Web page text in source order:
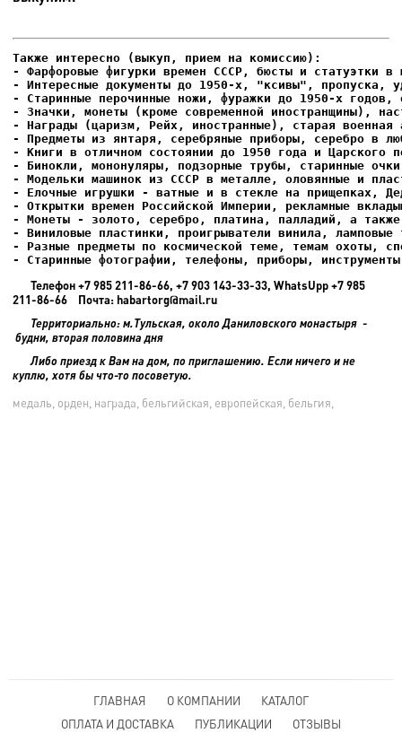
- Фарфоровые фигурки времен СССР, бюсты и статуэтки в
- Интересные документы до 1950-х, "ксивы", пропуска,
- Елочные игрушки - ватные и в стекле на прищепках,
- Старинные фотографии, телефоны, приборы,
Телефон +7 985 211-86-66, +7 903 143-33-33, WhatsUpp +7 985
211-86-66 Почта: habartorg@mail.ru
Территориально: м.Тульская, около Даниловского монастыря -
будни, вторая половина дня
Либо приезд к Вам на дом, по приглашению. Если ничего и не
куплю, хотя бы что-то посоветую.
медаль, орден, награда, бельгийская, европейская, бельгия,
ГЛАВНАЯ О КОМПАНИИ
КАТАЛОГ
ОПЛАТА И ДОСТАВКА
ПУБЛИКАЦИИ
ОТЗЫВЫ